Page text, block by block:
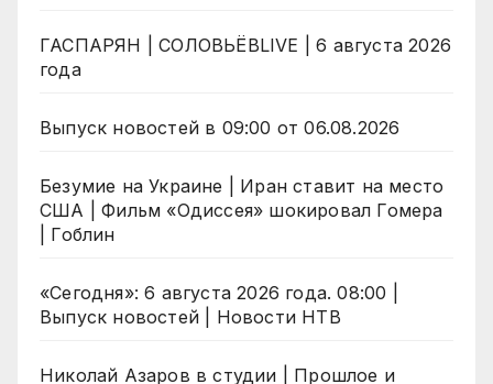
ГАСПАРЯН | СОЛОВЬЁВLIVE | 6 августа 2026
года
Выпуск новостей в 09:00 от 06.08.2026
Безумие на Украине | Иран ставит на место
США | Фильм «Одиссея» шокировал Гомера
| Гоблин
«Сегодня»: 6 августа 2026 года. 08:00 |
Выпуск новостей | Новости НТВ
Николай Азаров в студии | Прошлое и